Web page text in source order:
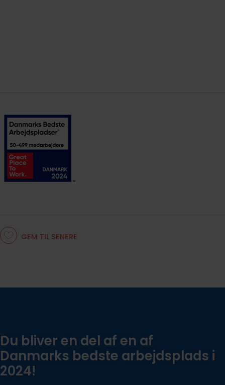
GEM TIL SENERE
Du bliver en del af en af
Danmarks bedste arbejdsplads i
2024!